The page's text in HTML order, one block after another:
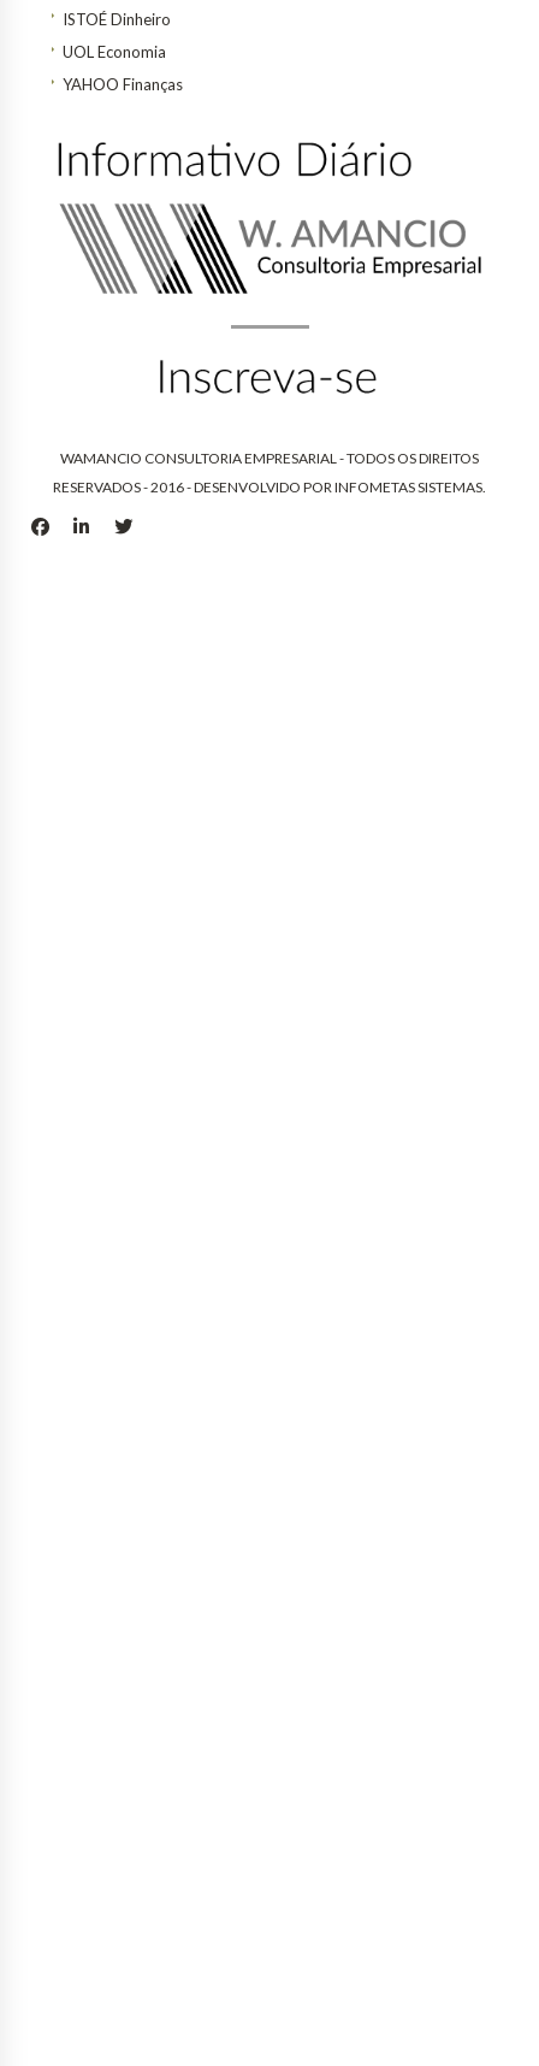
ISTOÉ Dinheiro
UOL Economia
YAHOO Finanças
WAMANCIO CONSULTORIA EMPRESARIAL - TODOS OS DIREITOS
RESERVADOS - 2016 - DESENVOLVIDO PORINFOMETAS SISTEMAS.